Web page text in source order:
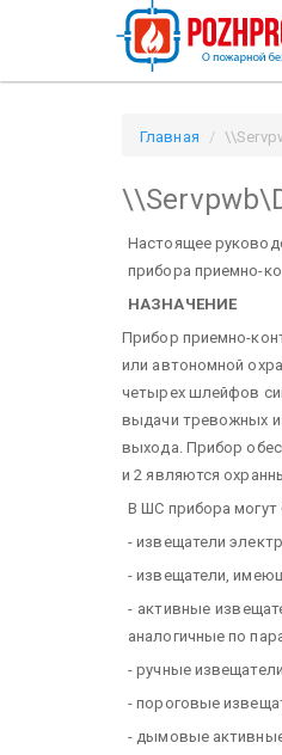
Главная
Настоящее
прибора приемно-
НАЗНАЧЕНИЕ
Прибор приемно-
или автономной
четырех шлейфов
выдачи тревожных
выхода. Прибор
и 2 являются
В ШС прибора
- извещатели
- извещатели,
- активные
аналогичные по
- ручные
- пороговые
- дымовые